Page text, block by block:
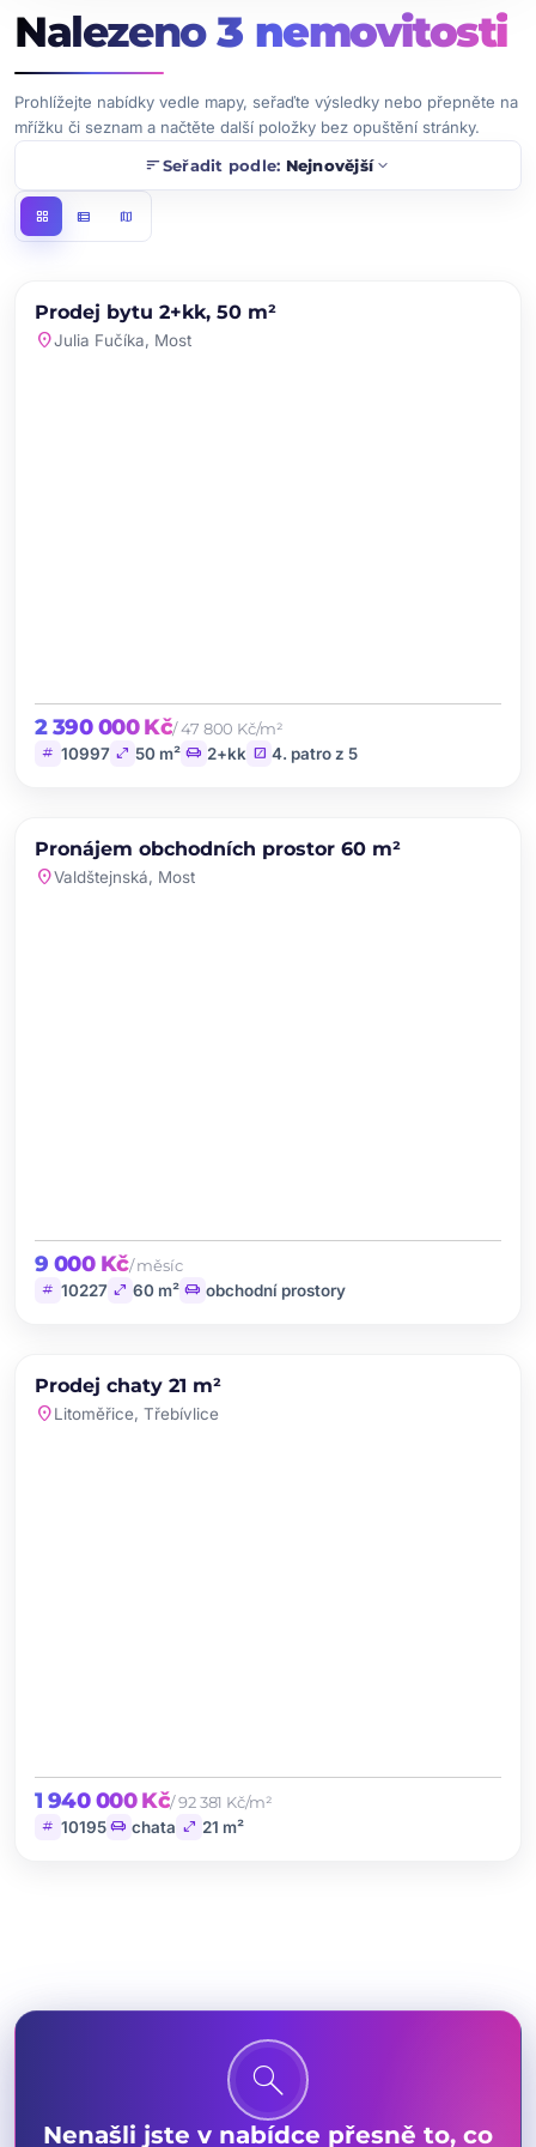
Nalezeno3 nemovitosti
Prohlížejte nabídky vedle mapy, seřaďte výsledky nebo přepněte na
mřížku či seznam a načtěte další položky bez opuštění stránky.
sortSeřadit podle: Nejnovějšíexpand_more
grid_view view_list map
PRODEJ
Prodej bytu 2+kk, 50 m²
location_onJulia Fučíka, Most
2 390 000 Kč/ 47 800 Kč/m²
tag 10997 open_in_full 50 m² chair 2+kk stairs 4. patro z 5
PRONÁJEM
Pronájem obchodních prostor 60 m²
location_onValdštejnská, Most
9 000 Kč/ měsíc
tag 10227 open_in_full 60 m² chair obchodní prostory
PRODEJ
Prodej chaty 21 m²
location_onLitoměřice, Třebívlice
1 940 000 Kč/ 92 381 Kč/m²
tag 10195 chair chata open_in_full 21 m²
search
Nenašli jste v nabídce přesně to, co